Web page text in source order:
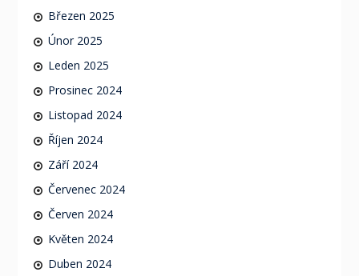
Březen 2025
Únor 2025
Leden 2025
Prosinec 2024
Listopad 2024
Říjen 2024
Září 2024
Červenec 2024
Červen 2024
Květen 2024
Duben 2024